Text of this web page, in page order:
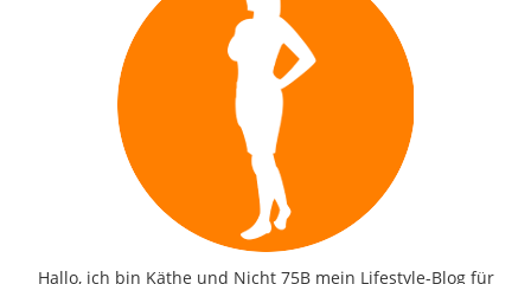
Hallo, ich bin Käthe und Nicht 75B mein Lifestyle-Blog für